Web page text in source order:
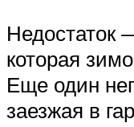
Недостаток
которая
Еще один
заезжая в